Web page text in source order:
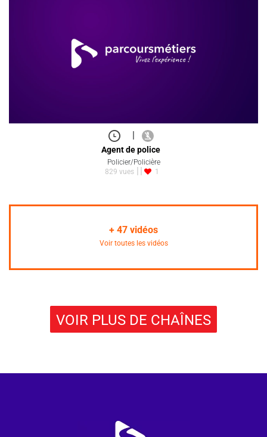
|
Agent de police
Policier/Policière
829 vues
1
+ 47 vidéos
Voir toutes les vidéos
VOIR PLUS DE CHAÎNES